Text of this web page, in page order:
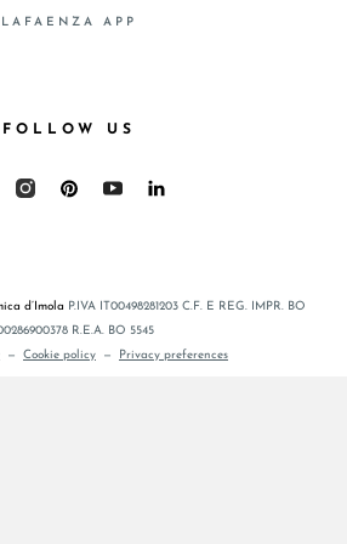
LAFAENZA APP
FOLLOW US
d’Imola P.IVA IT00498281203 C.F. E REG. IMPR. BO
R.E.A. BO 5545
— Cookie policy — Privacy preferences